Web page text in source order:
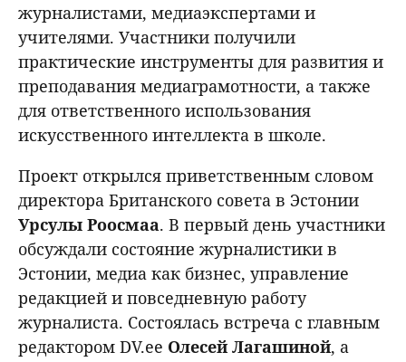
журналистами, медиаэкспертами и
учителями. Участники получили
практические инструменты для развития и
преподавания медиаграмотности, а также
для ответственного использования
искусственного интеллекта в школе.
Проект открылся приветственным словом
директора Британского совета в Эстонии
Урсулы Роосмаа. В первый день участники
обсуждали состояние журналистики в
Эстонии, медиа как бизнес, управление
редакцией и повседневную работу
журналиста. Состоялась встреча с главным
редактором DV.ee Олесей Лагашиной, а